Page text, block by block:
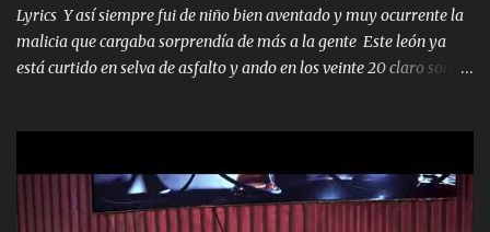
Lyrics Y así siempre fui de niño bien aventado y muy ocurrente la
malicia que cargaba sorprendía de más a la gente Este león ya
está curtido en selva de asfalto y ando en los veinte 20 claro son
pa más pues hay charola les voy a dar hasta topar pues no hay de
otra Música Surcando bien mi camino voy por mi línea no veo a
los lados aquel que no corre vuela no se me duerm voy chicoteado